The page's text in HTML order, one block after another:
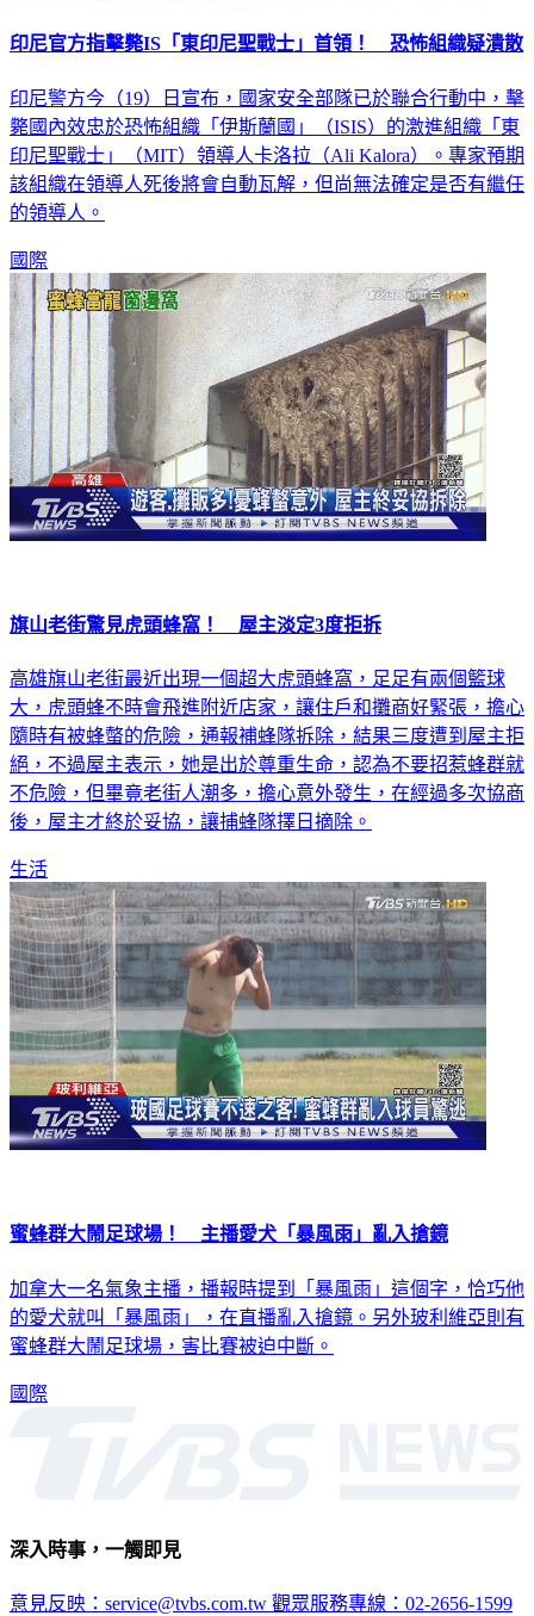
印尼官方指擊斃IS「東印尼聖戰士」首領！ 恐怖組織疑潰散
印尼警方今（19）日宣布，國家安全部隊已於聯合行動中，擊
斃國內效忠於恐怖組織「伊斯蘭國」（ISIS）的激進組織「東
印尼聖戰士」（MIT）領導人卡洛拉（Ali Kalora）。專家預期
該組織在領導人死後將會自動瓦解，但尚無法確定是否有繼任
的領導人。
國際
旗山老街驚見虎頭蜂窩！ 屋主淡定3度拒拆
高雄旗山老街最近出現一個超大虎頭蜂窩，足足有兩個籃球
大，虎頭蜂不時會飛進附近店家，讓住戶和攤商好緊張，擔心
隨時有被蜂螫的危險，通報補蜂隊拆除，結果三度遭到屋主拒
絕，不過屋主表示，她是出於尊重生命，認為不要招惹蜂群就
不危險，但畢竟老街人潮多，擔心意外發生，在經過多次協商
後，屋主才終於妥協，讓捕蜂隊擇日摘除。
生活
蜜蜂群大鬧足球場！ 主播愛犬「暴風雨」亂入搶鏡
加拿大一名氣象主播，播報時提到「暴風雨」這個字，恰巧他
的愛犬就叫「暴風雨」，在直播亂入搶鏡。另外玻利維亞則有
蜜蜂群大鬧足球場，害比賽被迫中斷。
國際
深入時事，一觸即見
意見反映：service@tvbs.com.tw 觀眾服務專線：02-2656-1599